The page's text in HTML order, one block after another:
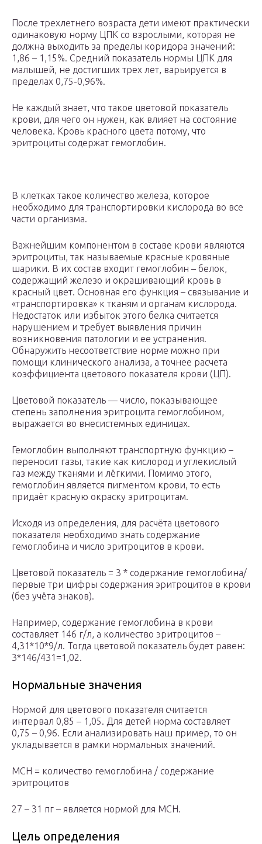
После трехлетнего возраста дети имеют практически
одинаковую норму ЦПК со взрослыми, которая не
должна выходить за пределы коридора значений:
1,86 – 1,15%. Средний показатель нормы ЦПК для
малышей, не достигших трех лет, варьируется в
пределах 0,75-0,96%.
Не каждый знает, что такое цветовой показатель
крови, для чего он нужен, как влияет на состояние
человека. Кровь красного цвета потому, что
эритроциты содержат гемоглобин.
В клетках такое количество железа, которое
необходимо для транспортировки кислорода во все
части организма.
Важнейшим компонентом в составе крови являются
эритроциты, так называемые красные кровяные
шарики. В их состав входит гемоглобин – белок,
содержащий железо и окрашивающий кровь в
красный цвет. Основная его функция – связывание и
«транспортировка» к тканям и органам кислорода.
Недостаток или избыток этого белка считается
нарушением и требует выявления причин
возникновения патологии и ее устранения.
Обнаружить несоответствие норме можно при
помощи клинического анализа, а точнее расчета
коэффициента цветового показателя крови (ЦП).
Цветовой показатель — число, показывающее
степень заполнения эритроцита гемоглобином,
выражается во внесистемных единицах.
Гемоглобин выполняют транспортную функцию –
переносит газы, такие как кислород и углекислый
газ между тканями и лёгкими. Помимо этого,
гемоглобин является пигментом крови, то есть
придаёт красную окраску эритроцитам.
Исходя из определения, для расчёта цветового
показателя необходимо знать содержание
гемоглобина и число эритроцитов в крови.
Цветовой показатель = 3 * содержание гемоглобина/
первые три цифры содержания эритроцитов в крови
(без учёта знаков).
Например, содержание гемоглобина в крови
составляет 146 г/л, а количество эритроцитов –
4,31*10*9/л. Тогда цветовой показатель будет равен:
3*146/431=1,02.
Нормальные значения
Нормой для цветового показателя считается
интервал 0,85 – 1,05. Для детей норма составляет
0,75 – 0,96. Если анализировать наш пример, то он
укладывается в рамки нормальных значений.
МСН = количество гемоглобина / содержание
эритроцитов
27 – 31 пг – является нормой для МСН.
Цель определения